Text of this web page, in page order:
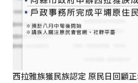
西拉雅族獲民族認定 原民日回顧